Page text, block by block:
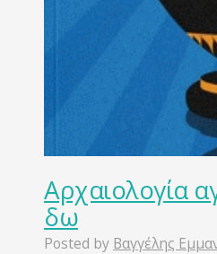
Αρχαιολογία
δω
Posted by Βαγγέλης